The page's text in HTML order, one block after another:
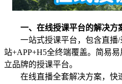
一、在线授课平台的解决方
一站式授课平台，包含直播/
站+APP+H5全终端覆盖。简易
立品牌的授课平台。
在线直播全套解决方案，快